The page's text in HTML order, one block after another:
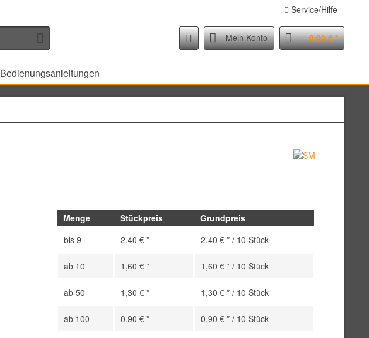
Service/Hilfe
Mein Konto 0,00 € *
Bedienungsanleitungen
Menge Stückpreis
Grundpreis
bis9 2,40 € * 2,40 € * / 10 Stück
ab 10 1,60 € * 1,60 € * / 10 Stück
ab50 1,30 € * 1,30 € * / 10 Stück
ab 100 0,90 € * 0,90 € * / 10 Stück